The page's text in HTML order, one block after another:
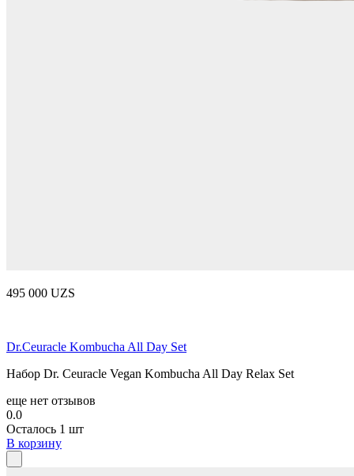
495 000 UZS
Dr.Ceuracle Kombucha All Day Set
Набор Dr. Ceuracle Vegan Kombucha All Day Relax Set
еще нет отзывов
0.0
Осталось 1 шт
В корзину